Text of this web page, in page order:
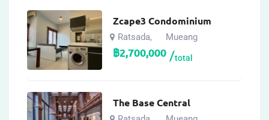
Zcape3 Condominium
Ratsada, Mueang
฿2,700,000 total
The Base Central